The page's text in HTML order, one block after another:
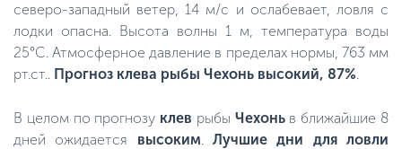
северо-западный ветер, 14 м/с и ослабевает, ловля с
лодки опасна. Высота волны 1 м, температура воды
25°C. Атмосферное давление в пределах нормы, 763 мм
рт.ст.. Прогноз клева рыбы Чехонь высокий, 87%.
В целом по прогнозу клев рыбы Чехоньв ближайшие 8
дней ожидается высоким.Лучшие дни для ловли